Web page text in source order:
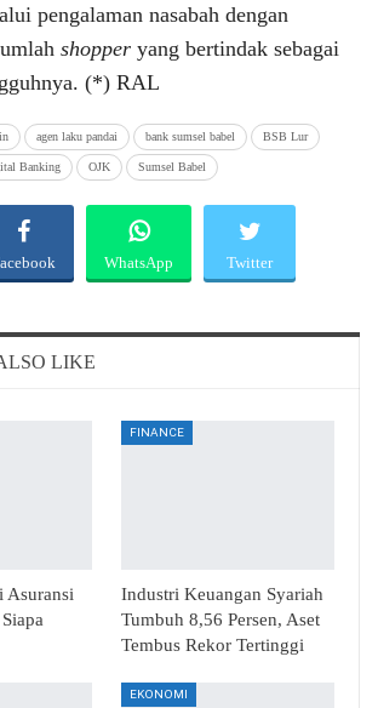
pengalaman nasabah dengan
shopper yang bertindak sebagai
(*) RAL
agen laku pandai bank sumsel babel BSB Lur
Banking OJK Sumsel Babel
WhatsApp Twitter
Email
LIKE
Asuransi
FINANCE
Industri Keuangan Syariah
Tumbuh 8,56 Persen, Aset
Tembus Rekor Tertinggi
EKONOMI